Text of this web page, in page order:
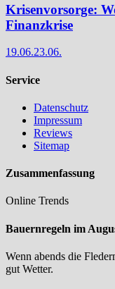
Krisenvorsorge:
Finanzkrise
19.06.23.06.
Service
Datenschutz
Impressum
Reviews
Sitemap
Zusammenfassung
Online Trends
Bauernregeln im
Wenn abends die
gut Wetter.